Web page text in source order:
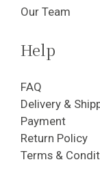
Our Team
Help
FAQ
Delivery &
Payment
Return Policy
Terms &